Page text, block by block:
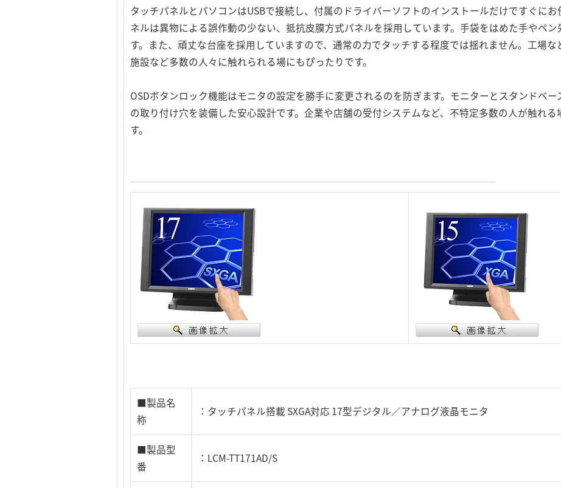
タッチパネルとパソコンはUSBで接続し、付属のドライバーソフトのインストールだけですぐに
ネルは異物による誤作動の少ない、抵抗皮膜方式パネルを採用しています。手袋をはめた手やペ
す。また、頑丈な台座を採用していますので、通常の力でタッチする程度では揺れません。工場
施設など多数の人々に触れられる場にもぴったりです。
OSDボタンロック機能はモニタの設定を勝手に変更されるのを防ぎます。モニターとスタンドベ
の取り付け穴を装備した安心設計です。企業や店舗の受付システムなど、不特定多数の人が触れ
す。
■製品名
称
：タッチパネル搭載 SXGA対応 17型デジタル／アナログ液晶モニタ
■製品型
番
：LCM-TT171AD/S